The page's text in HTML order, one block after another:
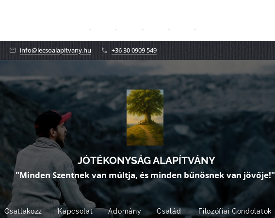
info@lecsoalapitvany.hu +36 30 0909 549
JÓTÉKONYSÁG ALAPÍTVÁNY
"Minden Szentnek van múltja, és minden bűnösnek van jövője!"
Csatlakozz Kapcsolat Adomány Család. Filozófiai Gondolatok